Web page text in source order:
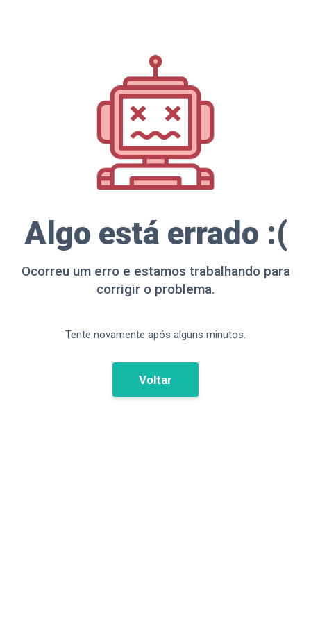
Algo está errado :(
Ocorreu um erro e estamos trabalhando para
corrigir o problema.
Tente novamente após alguns minutos.
Voltar